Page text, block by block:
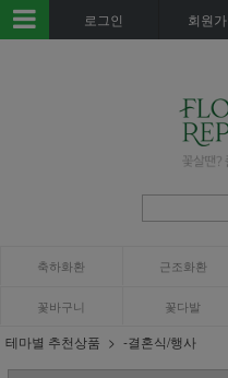
로그인 회원
축하화환 근조화환
꽃바구니 꽃다발
테마별 추천상품 -결혼식/행사